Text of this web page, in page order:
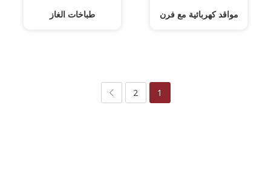
مواقد كهربائية مع فرن طباخات الغاز
1
2